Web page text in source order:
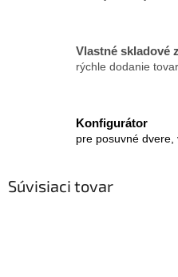
Vlastné skladové
rýchle dodanie
Konfigurátor
pre posuvné dvere,
Súvisiaci tovar